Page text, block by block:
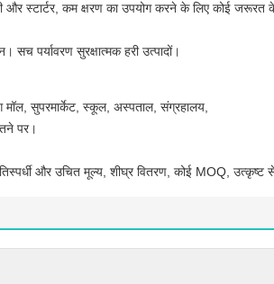
और स्टार्टर, कम क्षरण का उपयोग करने के लिए कोई
पर्यावरण सुरक्षात्मक हरी उत्पादों।
मॉल, सुपरमार्केट, स्कूल, अस्पताल, संग्रहालय,
पर।
और उचित मूल्य, शीघ्र वितरण, कोई MOQ, उत्कृष्ट